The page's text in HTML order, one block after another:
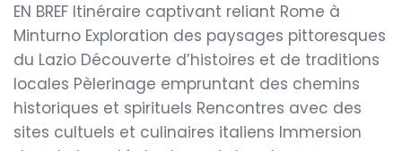
EN BREF Itinéraire captivant reliant Rome à
Minturno Exploration des paysages pittoresques
du Lazio Découverte d’histoires et de traditions
locales Pèlerinage empruntant des chemins
historiques et spirituels Rencontres avec des
sites cultuels et culinaires italiens Immersion